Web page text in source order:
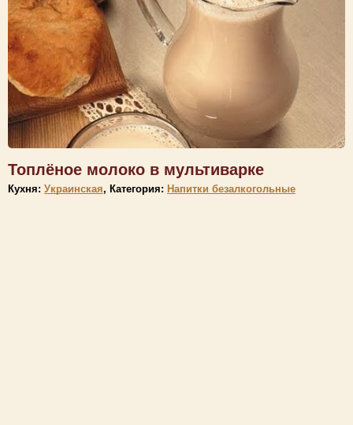
Топлёное молоко в мультиварке
Кухня: Украинская, Категория: Напитки безалкогольные